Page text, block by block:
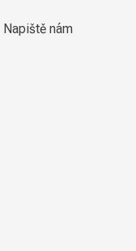
Napiště nám